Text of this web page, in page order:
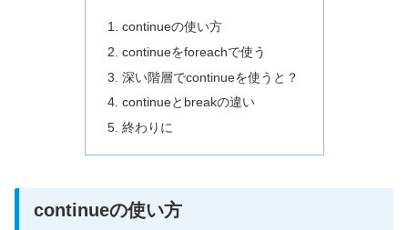
continueの使い方
continueをforeachで使う
深い階層でcontinueを使うと？
continueとbreakの違い
終わりに
continueの使い方